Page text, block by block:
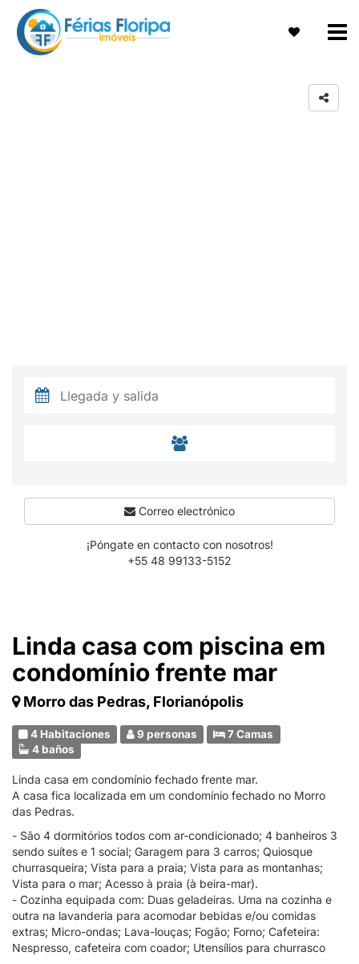
Linda casa com piscina em
condomínio frente mar
Morro das Pedras, Florianópolis
4 Habitaciones 9 personas
7 Camas
4 baños
Linda casa em condomínio fechado frente mar.
A casa fica localizada em um condomínio fechado no Morro
das Pedras.
- São 4 dormitórios todos com ar-condicionado; 4 banheiros 3
sendo suítes e 1 social; Garagem para 3 carros; Quiosque
churrasqueira; Vista para a praia; Vista para as montanhas;
Vista para o mar; Acesso à praia (à beira-mar).
- Cozinha equipada com: Duas geladeiras. Uma na cozinha e
outra na lavanderia para acomodar bebidas e/ou comidas
extras; Micro-ondas; Lava-louças; Fogão; Forno; Cafeteira:
Nespresso, cafeteira com coador; Utensílios para churrasco
Correo electrónico
¡Póngate en contacto con nosotros!
+55 48 99133-5152